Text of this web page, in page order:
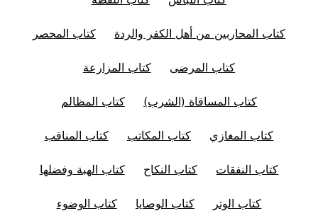
كتاب المحاربين من أهل الكفر والردة كتاب المحصر
كتاب المرضى كتاب المزارعة
كتاب المساقاة (الشرب) كتاب المظالم
كتاب المغازي كتاب المكاتب كتاب المناقب
كتاب النفقات كتاب النكاح كتاب الهبة وفضلها
كتاب الوتر كتاب الوصايا كتاب الوضوء